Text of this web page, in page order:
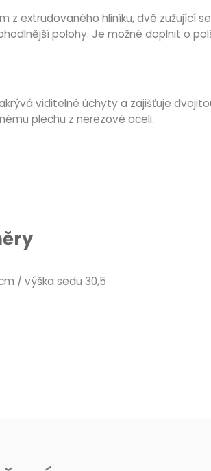
extrudovaného hliníku, dvě zužující
polohy. Je možné doplnit o
viditelné úchyty a zajišťuje
plechu z nerezové oceli.
/ výška sedu 30,5